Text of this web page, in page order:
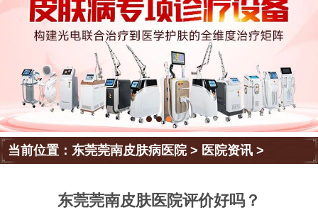
当前位置：东莞莞南皮肤病医院> 医院资讯 >
东莞莞南皮肤医院评价好吗？